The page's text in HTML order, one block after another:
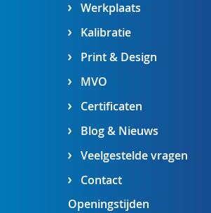
Werkplaats
Kalibratie
Print & Design
MVO
Certificaten
Blog & Nieuws
Veelgestelde vragen
Contact
Openingstijden